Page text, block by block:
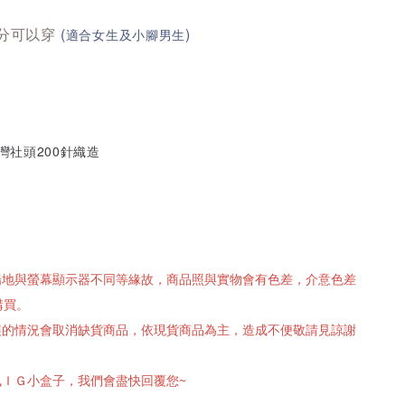
可以穿 (適合女生及小腳男生)
社頭200針織造
與螢幕顯示器不同等緣故，商品照與實物會有色差，介意色差
。
情況會取消缺貨商品，依現貨商品為主，造成不便敬請見諒謝
Ｇ小盒子，我們會盡快回覆您~